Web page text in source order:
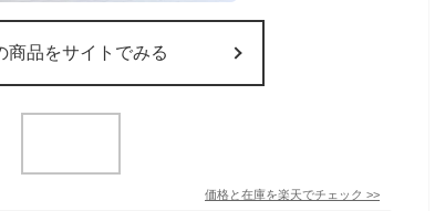
商品をサイトでみる
価格と在庫を楽天でチェック >>